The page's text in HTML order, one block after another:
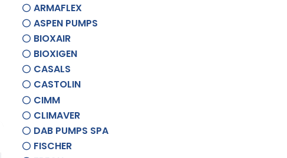
ARMAFLEX
ASPEN PUMPS
BIOXAIR
BIOXIGEN
CASALS
CASTOLIN
CIMM
CLIMAVER
DAB PUMPS SPA
FISCHER